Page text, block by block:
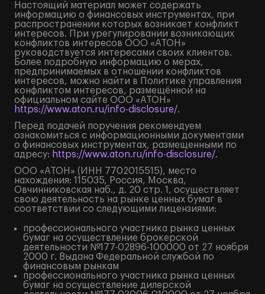
Настоящий материал может содержать
информацию о финансовых инструментах, при
распространении которых возникает конфликт
интересов. При урегулировании возникающих
конфликтов интересов ООО «АТОН»
руководствуется интересами своих клиентов.
Более подробную информацию о мерах,
предпринимаемых в отношении конфликтов
интересов, можно найти в Политике управления
конфликтом интересов, размещённой на
официальном сайте ООО «АТОН»
https://www.aton.ru/info-disclosure/.
Перед подачей поручения рекомендуем
ознакомиться с информационными документами
о финансовых инструментах, размещенными по
адресу: https://www.aton.ru/info-disclosure/.
ООО «АТОН» (ИНН 7702015515), место
нахождения: 115035, Россия, Москва,
Овчинниковская наб., д. 20 стр. 1, осуществляет
свою деятельность на рынке ценных бумаг в
соответствии со следующими лицензиями:
профессионального участника рынка ценных
бумаг на осуществление брокерской
деятельности №177-02896-100000 от 27 ноября
2000 г. Выдана Федеральной службой по
финансовым рынкам
профессионального участника рынка ценных
бумаг на осуществление дилерской